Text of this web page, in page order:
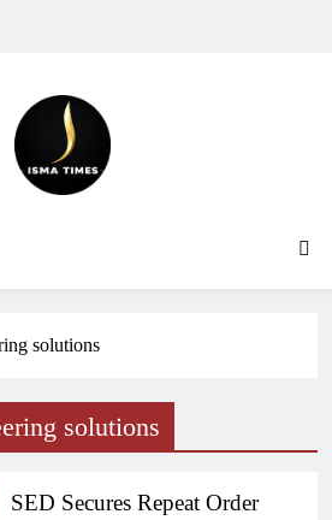
solutions
solutions
SED Secures Repeat Order